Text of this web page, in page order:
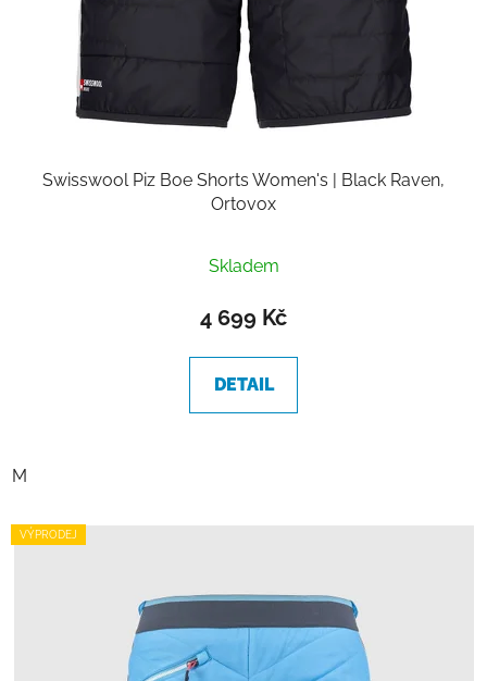
Swisswool Piz Boe Shorts Women's | Black Raven,
Ortovox
Skladem
4 699 Kč
DETAIL
M
VÝPRODEJ